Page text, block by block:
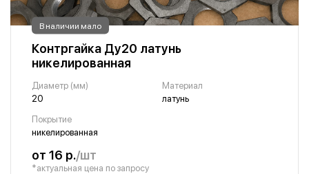
В наличии мало
Контргайка Ду20 латунь
никелированная
Диаметр (мм)
20
Материал
латунь
Покрытие
никелированная
от 16 р./шт
*актуальная цена по запросу